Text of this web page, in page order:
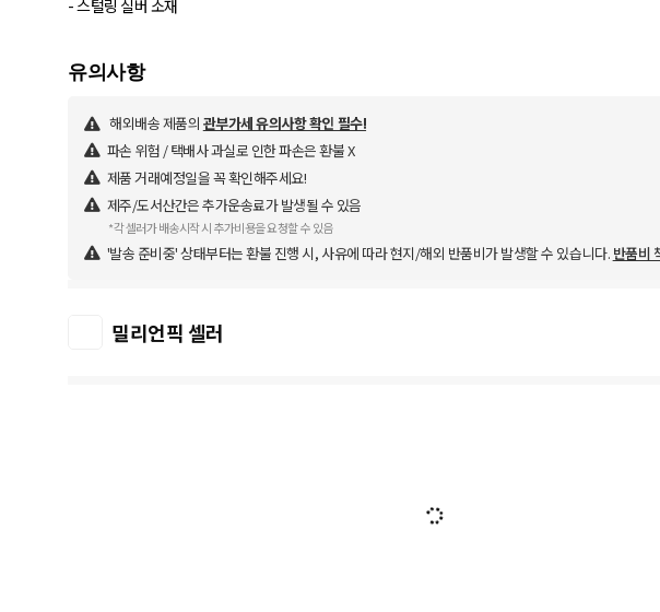
- 스털링 실버 소재
유의사항
해외배송 제품의 관부가세 유의사항 확인 필수!
파손 위험 / 택배사 과실로 인한 파손은 환불 X
제품 거래예정일을 꼭 확인해주세요!
제주/도서산간은 추가운송료가 발생될 수 있음
*각 셀러가 배송시작 시 추가비용을 요청할 수 있음
'발송 준비중' 상태부터는 환불 진행 시, 사유에 따라 현지/해외 반품비가 발생할 수 있습니다. 반품비
밀리언픽 셀러